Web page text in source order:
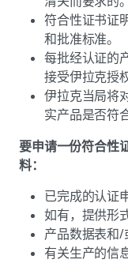
符合性证书证
和批准标准。
每批经认证的
接受伊拉克授
伊拉克当局将
实产品是否符
要申请一份符合性
料：
已完成的认证
如有，提供形
产品数据表和/
有关生产的信